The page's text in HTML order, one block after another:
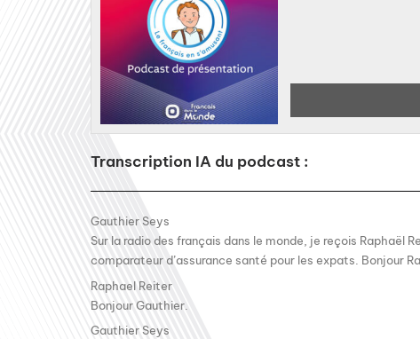
Transcription IA du podcast :
Gauthier Seys
Sur la radio des français dans le monde, je reçois Raphaël
comparateur d’assurance santé pour les expats. Bonjour
Raphael Reiter
Bonjour Gauthier.
Gauthier Seys